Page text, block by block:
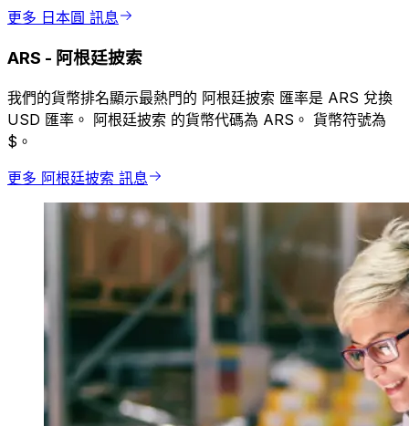
更多 日本圓 訊息
ARS - 阿根廷披索
我們的貨幣排名顯示最熱門的 阿根廷披索 匯率是 ARS 兌換
USD 匯率。 阿根廷披索 的貨幣代碼為 ARS。 貨幣符號為
$。
更多 阿根廷披索 訊息